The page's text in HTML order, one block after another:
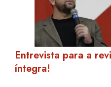
Entrevista para a
íntegra!